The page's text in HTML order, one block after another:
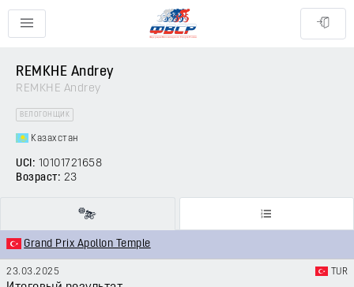
REMKHE Andrey
REMKHE Andrey
ВЕЛОГОНЩИК
Казахстан
UCI: 10101721658
Возраст: 23
Grand Prix Apollon Temple
23.03.2025 TUR